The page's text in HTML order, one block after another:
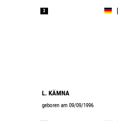
3
L. KÄMNA
geboren am 09/09/1996